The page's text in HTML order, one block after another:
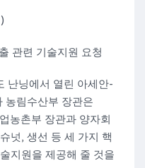
관련 기술지원 요청
난닝에서 열린 아세안-
농림수산부 장관은
농촌부 장관과 양자회
넛, 생선 등 세 가지 핵
지원을 제공해 줄 것을